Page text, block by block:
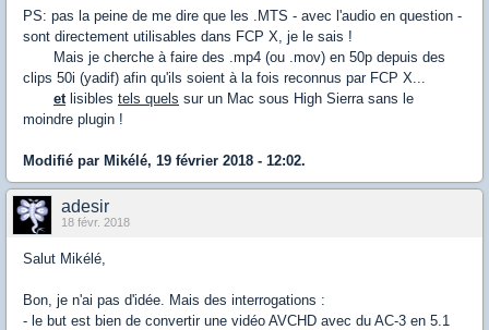
PS: pas la peine de me dire que les .MTS - avec l'audio en question -
sont directement utilisables dans FCP X, je le sais !
Mais je cherche à faire des .mp4 (ou .mov) en 50p depuis des
clips 50i (yadif) afin qu'ils soient à la fois reconnus par FCP X...
et lisibles tels quels sur un Mac sous High Sierra sans le
moindre plugin !
Modifié par Mikélé, 19 février 2018 - 12:02.
adesir
18 févr. 2018
Salut Mikélé,
Bon, je n'ai pas d'idée. Mais des interrogations :
- le but est bien de convertir une vidéo AVCHD avec du AC-3 en 5.1